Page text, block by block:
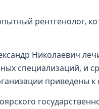
рентгенолог,
Николаевич
специализаций, и
приведены